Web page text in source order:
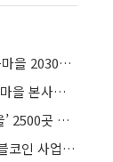
유휴부지에 태양광 깔아 수익 배당…햇빛소득마을 2030년까지 2500개 만든다
농촌 소멸 막을 ‘태양광 월급’ 온다…햇빛소득마을 본사업 초읽기
태양광 수익, 마을로 돌아온다…‘햇빛소득마을’ 2500곳 조성
마스터카드, BVNK 18억 달러 인수로 스테이블코인 사업 본격 확장